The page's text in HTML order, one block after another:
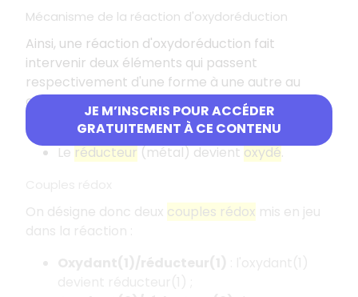
JE M’INSCRIS POUR ACCÉDER
GRATUITEMENT À CE CONTENU
Mécanisme de la réaction d'oxydoréduction
Ainsi, une réaction d'oxydoréduction fait
intervenir deux éléments qui passent
respectivement d'une forme à une autre au
cours de la réaction :
oxydantdevientréduit;
Le réducteur (métal) devient oxydé.
On désigne donc deux couples rédox mis en jeu
dans la réaction :